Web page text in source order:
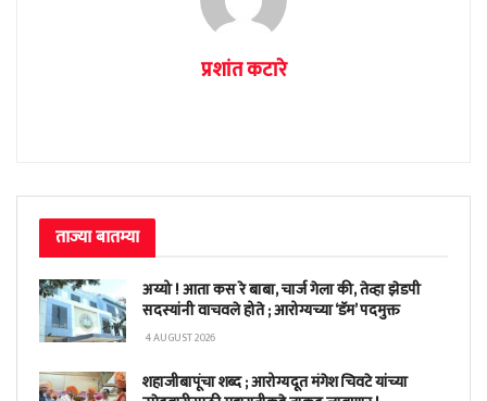
प्रशांत कटारे
ताज्या बातम्या
अय्यो ! आता कस रे बाबा, चार्ज गेला की, तेव्हा झेडपी
सदस्यांनी वाचवले होते ; आरोग्यच्या ‘डॅम’ पदमुक्त
4 AUGUST 2026
शहाजीबापूंचा शब्द ; आरोग्यदूत मंगेश चिवटे यांच्या